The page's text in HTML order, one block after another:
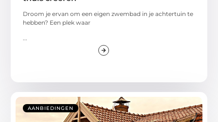
Droom je ervan om een eigen zwembad in je achtertuin te
hebben? Een plek waar
AANBIEDINGEN